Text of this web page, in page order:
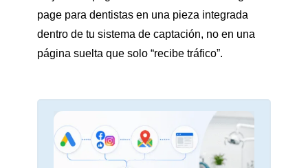
page para dentistas en una pieza integrada
dentro de tu sistema de captación, no en una
página suelta que solo “recibe tráfico”.